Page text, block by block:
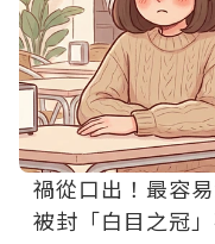
禍從口出！最容易沒朋
被封「白目之冠